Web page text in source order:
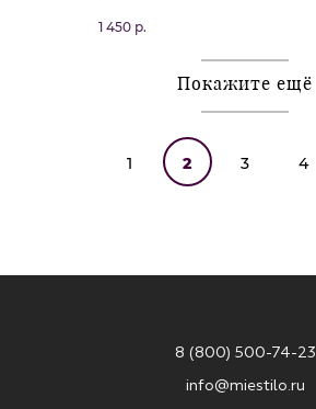
1 450 р.
Покажите ещё
1 2 3 4
8 (800) 500-74-23
info@miestilo.ru